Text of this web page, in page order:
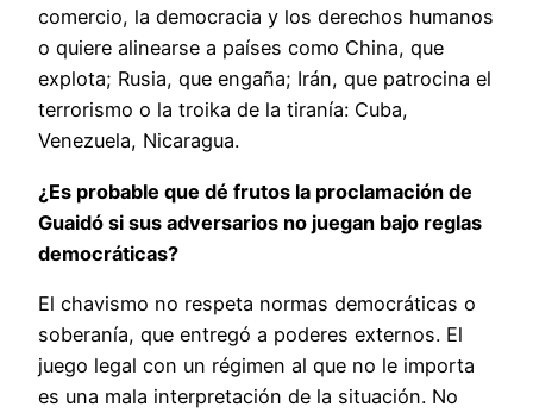
comercio, la democracia y los derechos humanos
o quiere alinearse a países como China, que
explota; Rusia, que engaña; Irán, que patrocina el
terrorismo o la troika de la tiranía: Cuba,
Venezuela, Nicaragua.
¿Es probable que dé frutos la proclamación de
Guaidó si sus adversarios no juegan bajo reglas
democráticas?
El chavismo no respeta normas democráticas o
soberanía, que entregó a poderes externos. El
juego legal con un régimen al que no le importa
es una mala interpretación de la situación. No